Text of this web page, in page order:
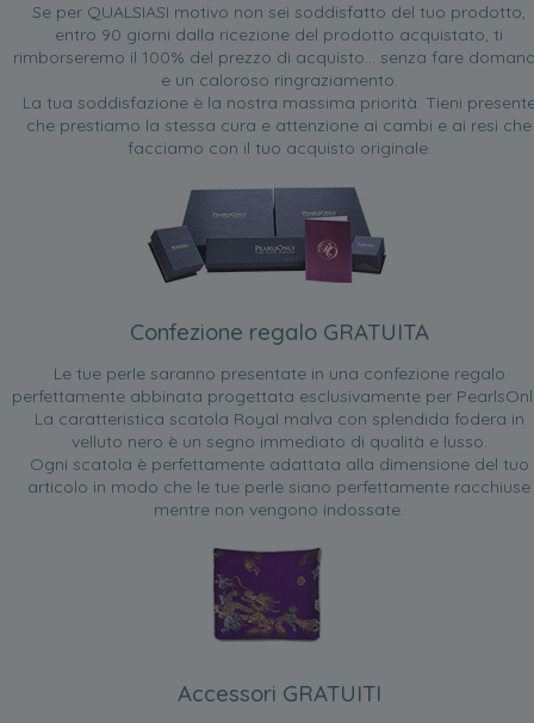
Se per QUALSIASI motivo non sei soddisfatto del tuo prodotto,
entro 90 giorni dalla ricezione del prodotto acquistato, ti
rimborseremo il 100% del prezzo di acquisto... senza fare
e un caloroso ringraziamento.
La tua soddisfazione è la nostra massima priorità. Tieni
che prestiamo la stessa cura e attenzione ai cambi e ai resi che
facciamo con il tuo acquisto originale.
Confezione regalo GRATUITA
Le tue perle saranno presentate in una confezione regalo
perfettamente abbinata progettata esclusivamente per
La caratteristica scatola Royal malva con splendida fodera in
velluto nero è un segno immediato di qualità e lusso.
Ogni scatola è perfettamente adattata alla dimensione del tuo
articolo in modo che le tue perle siano perfettamente racchiuse
mentre non vengono indossate.
Accessori GRATUITI